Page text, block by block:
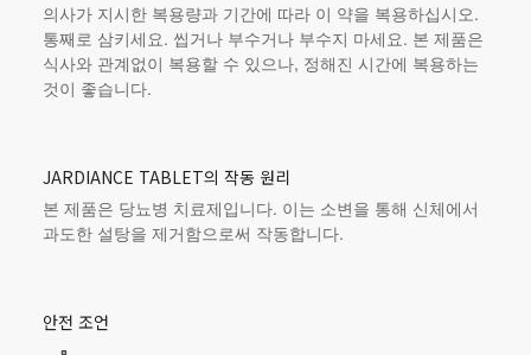
의사가 지시한 복용량과 기간에 따라 이 약을 복용하십시오.
통째로 삼키세요. 씹거나 부수거나 부수지 마세요. 본 제품은
식사와 관계없이 복용할 수 있으나, 정해진 시간에 복용하는
것이 좋습니다.
JARDIANCE TABLET의 작동 원리
본 제품은 당뇨병 치료제입니다. 이는 소변을 통해 신체에서
과도한 설탕을 제거함으로써 작동합니다.
안전 조언